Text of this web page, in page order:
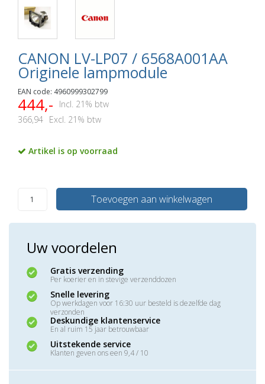
CANON LV-LP07 / 6568A001AA
Originele lampmodule
EAN code: 4960999302799
444,-
Incl. 21% btw
366,94 Excl. 21% btw
Artikel is op voorraad
Toevoegen aan winkelwagen
Uw voordelen
Gratis verzending
Per koerier en in stevige verzenddozen
Snelle levering
Op werkdagen voor 16:30 uur besteld is dezelfde dag
verzonden
Deskundige klantenservice
En al ruim 15 jaar betrouwbaar
Uitstekende service
Klanten geven ons een 9,4 / 10